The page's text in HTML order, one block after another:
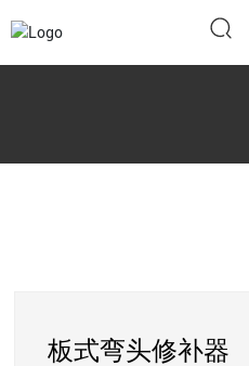
板式弯头修补器